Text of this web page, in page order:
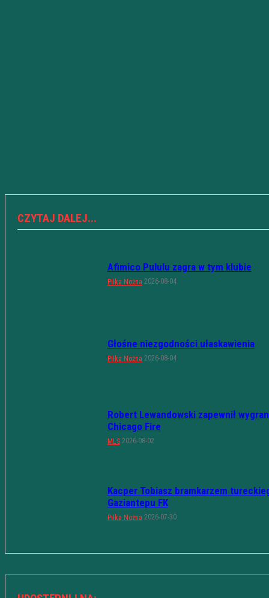
CZYTAJ DALEJ...
Afimico Pululu zagra w tym klubie
Piłka Nożna 2026-08-04
Głośne niezgodności ułaskawienia
Piłka Nożna 2026-08-04
Robert Lewandowski zapewnił
Chicago Fire
MLS 2026-08-02
Kacper Tobiasz bramkarzem
Gaziantepu FK
Piłka Nożna 2026-07-30